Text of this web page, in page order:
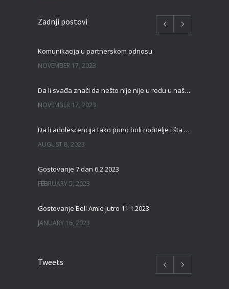
Zadnji postovi
Komunikacija u partnerskom odnosu
NOVEMBER 17, 2023
Da li svađa znači da nešto nije nije u redu u našoj vezi?
NOVEMBER 17, 2023
Da li adolescencija tako puno boli roditelje i šta s tim
AUGUST 8, 2023
Gostovanje 7 dan 6.2.2023
FEBRUARY 5, 2023
Gostovanje Bell Amie jutro 11.1.2023
JANUARY 16, 2023
Tweets